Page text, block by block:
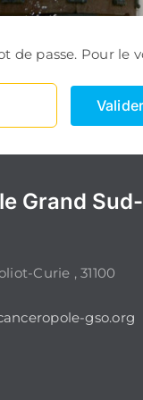
passe. Pour le
Grand Sud-
Curie , 31100
gso.org